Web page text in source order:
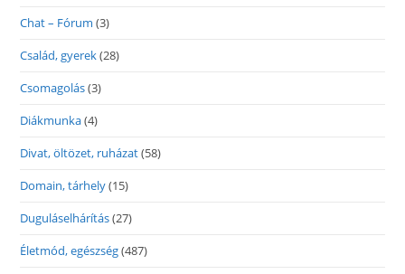
Chat – Fórum (3)
Család, gyerek(28)
Csomagolás(3)
Diákmunka(4)
Divat, öltözet, ruházat(58)
Domain, tárhely(15)
Duguláselhárítás(27)
Életmód, egészség(487)